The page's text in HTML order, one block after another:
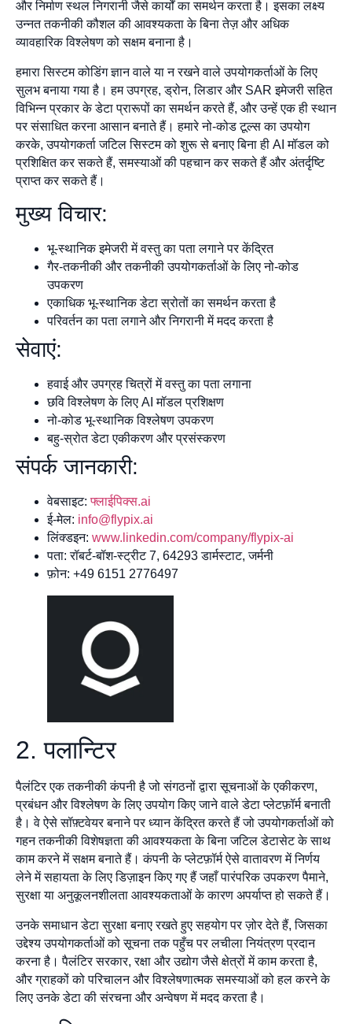
और निर्माण स्थल निगरानी जैसे कार्यों का समर्थन करता है। इसका लक्ष्य
उन्नत तकनीकी कौशल की आवश्यकता के बिना तेज़ और अधिक
व्यावहारिक विश्लेषण को सक्षम बनाना है।
हमारा सिस्टम कोडिंग ज्ञान वाले या न रखने वाले उपयोगकर्ताओं के लिए
सुलभ बनाया गया है। हम उपग्रह, ड्रोन, लिडार और SAR इमेजरी सहित
विभिन्न प्रकार के डेटा प्रारूपों का समर्थन करते हैं, और उन्हें एक ही स्थान
पर संसाधित करना आसान बनाते हैं। हमारे नो-कोड टूल्स का उपयोग
करके, उपयोगकर्ता जटिल सिस्टम को शुरू से बनाए बिना ही AI मॉडल को
प्रशिक्षित कर सकते हैं, समस्याओं की पहचान कर सकते हैं और अंतर्दृष्टि
प्राप्त कर सकते हैं।
मुख्य विचार:
भू-स्थानिक इमेजरी में वस्तु का पता लगाने पर केंद्रित
गैर-तकनीकी और तकनीकी उपयोगकर्ताओं के लिए नो-कोड
उपकरण
एकाधिक भू-स्थानिक डेटा स्रोतों का समर्थन करता है
परिवर्तन का पता लगाने और निगरानी में मदद करता है
सेवाएं:
हवाई और उपग्रह चित्रों में वस्तु का पता लगाना
छवि विश्लेषण के लिए AI मॉडल प्रशिक्षण
नो-कोड भू-स्थानिक विश्लेषण उपकरण
बहु-स्रोत डेटा एकीकरण और प्रसंस्करण
संपर्क जानकारी:
वेबसाइट:फ्लाईपिक्स.ai
ई-मेल: info@flypix.ai
लिंक्डइन: www.linkedin.com/company/flypix-ai
पता: रॉबर्ट-बॉश-स्ट्रीट 7, 64293 डार्मस्टाट, जर्मनी
फ़ोन: +49 6151 2776497
2. पलान्टिर
पैलंटिर एक तकनीकी कंपनी है जो संगठनों द्वारा सूचनाओं के एकीकरण,
प्रबंधन और विश्लेषण के लिए उपयोग किए जाने वाले डेटा प्लेटफ़ॉर्म बनाती
है। वे ऐसे सॉफ़्टवेयर बनाने पर ध्यान केंद्रित करते हैं जो उपयोगकर्ताओं को
गहन तकनीकी विशेषज्ञता की आवश्यकता के बिना जटिल डेटासेट के साथ
काम करने में सक्षम बनाते हैं। कंपनी के प्लेटफ़ॉर्म ऐसे वातावरण में निर्णय
लेने में सहायता के लिए डिज़ाइन किए गए हैं जहाँ पारंपरिक उपकरण पैमाने,
सुरक्षा या अनुकूलनशीलता आवश्यकताओं के कारण अपर्याप्त हो सकते हैं।
उनके समाधान डेटा सुरक्षा बनाए रखते हुए सहयोग पर ज़ोर देते हैं, जिसका
उद्देश्य उपयोगकर्ताओं को सूचना तक पहुँच पर लचीला नियंत्रण प्रदान
करना है। पैलंटिर सरकार, रक्षा और उद्योग जैसे क्षेत्रों में काम करता है,
और ग्राहकों को परिचालन और विश्लेषणात्मक समस्याओं को हल करने के
लिए उनके डेटा की संरचना और अन्वेषण में मदद करता है।